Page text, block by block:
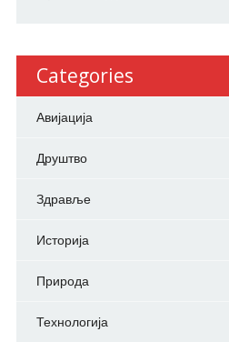
Categories
Авијација
Друштво
Здравље
Историја
Природа
Технологија